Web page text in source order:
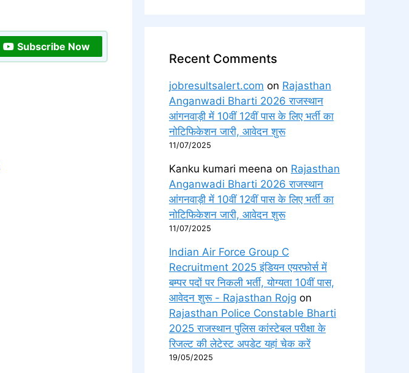
Subscribe Now
Recent Comments
jobresultsalert.com on Rajasthan
Anganwadi Bharti 2026 राजस्थान
आंगनवाड़ी में 10वीं 12वीं पास के लिए भर्ती का
नोटिफिकेशन जारी, आवेदन शुरू
11/07/2025
Kanku kumari meena on Rajasthan
Anganwadi Bharti 2026 राजस्थान
आंगनवाड़ी में 10वीं 12वीं पास के लिए भर्ती का
नोटिफिकेशन जारी, आवेदन शुरू
11/07/2025
Indian Air Force Group C
Recruitment 2025 इंडियन एयरफोर्स में
बम्पर पदों पर निकली भर्ती, योग्यता 10वीं पास,
आवेदन शुरू - Rajasthan Rojg on
Rajasthan Police Constable Bharti
2025 राजस्थान पुलिस कांस्टेबल परीक्षा के
रिजल्ट की लेटेस्ट अपडेट यहां चेक करें
19/05/2025